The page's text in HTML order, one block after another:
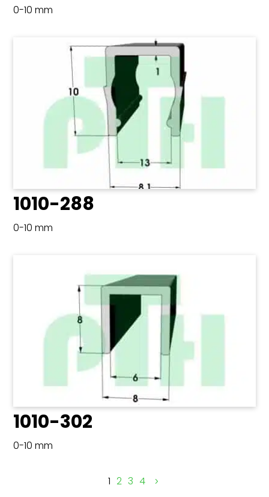
0-10 mm
1010-288
0-10 mm
1010-302
0-10 mm
1 2 3 4